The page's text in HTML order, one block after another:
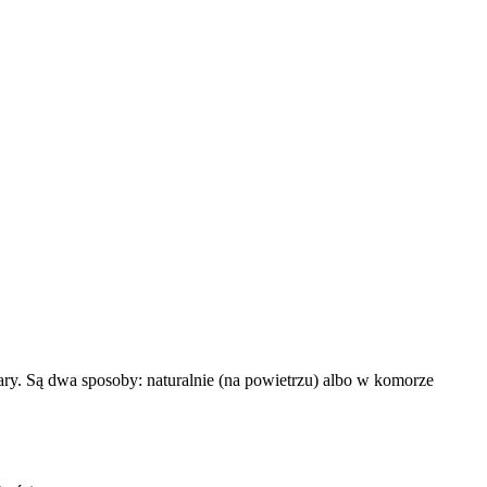
Są dwa sposoby: naturalnie (na powietrzu) albo w komorze